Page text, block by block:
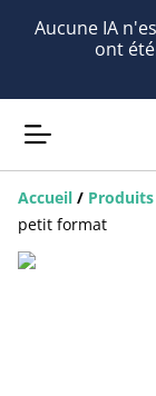
Aucune IA
ont
Accueil / Produits
petit format